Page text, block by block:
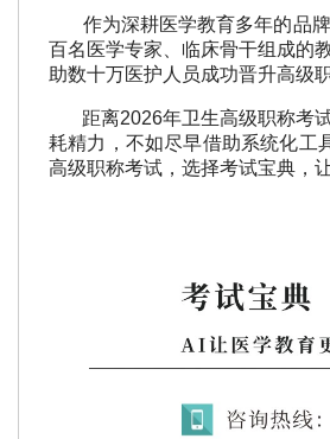
作为深耕医学教育多年的品牌
百名医学专家、临床骨干组成的
助数十万医护人员成功晋升高级
距离2026年卫生高级职称考试
耗精力，不如尽早借助系统化工
高级职称考试，选择考试宝典，